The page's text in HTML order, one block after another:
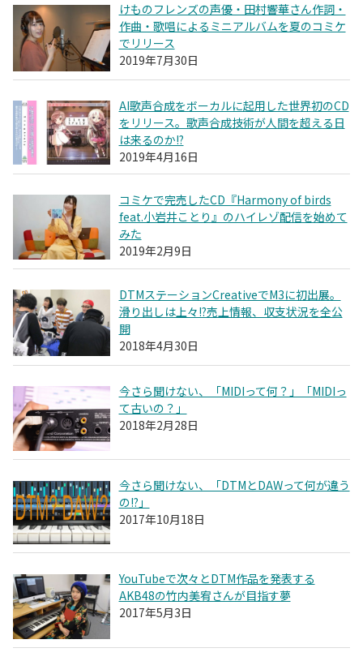
けものフレンズの声優・田村響華さん作詞・
作曲・歌唱によるミニアルバムを夏のコミケ
でリリース
2019年7月30日
AI歌声合成をボーカルに起用した世界初のCD
をリリース。歌声合成技術が人間を超える日
は来るのか!?
2019年4月16日
コミケで完売したCD『Harmony of birds
feat.小岩井ことり』のハイレゾ配信を始めて
みた
2019年2月9日
DTMステーションCreativeでM3に初出展。
滑り出しは上々!?売上情報、収支状況を全公
開
2018年4月30日
今さら聞けない、「MIDIって何？」「MIDIっ
て古いの？」
2018年2月28日
今さら聞けない、「DTMとDAWって何が違う
の!?」
2017年10月18日
YouTubeで次々とDTM作品を発表する
AKB48の竹内美宥さんが目指す夢
2017年5月3日